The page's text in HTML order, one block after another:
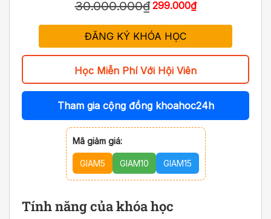
30.000.000₫ 299.000₫
ĐĂNG KÝ KHÓA HỌC
Học Miễn Phí Với Hội Viên
Tham gia cộng đồng khoahoc24h
Mã giảm giá:
GIAM5 GIAM10 GIAM15
Tính năng của khóa học